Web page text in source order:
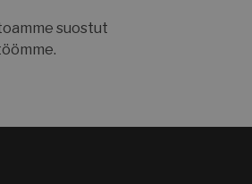
suostut